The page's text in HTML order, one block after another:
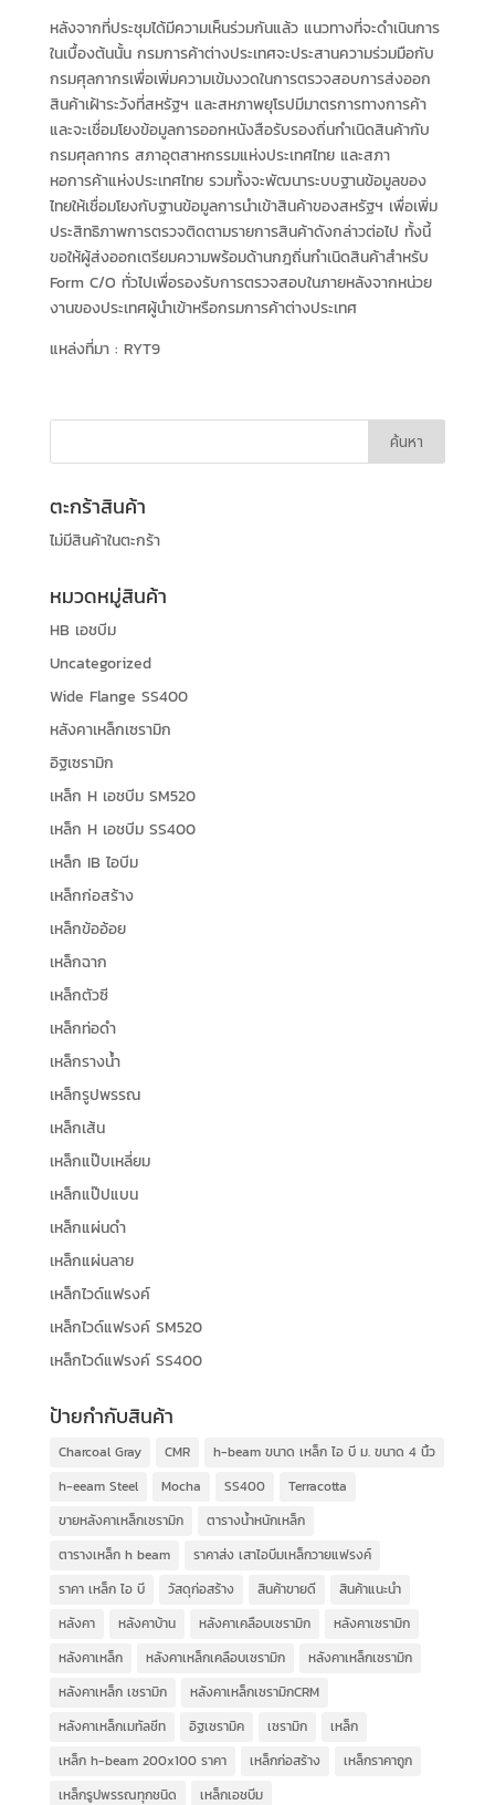
หลังจากที่ประชุมได้มีความเห็นร่วมกันแล้ว แนวทางที่จะดำเนินการ
ในเบื้องต้นนั้น กรมการค้าต่างประเทศจะประสานความร่วมมือกับ
กรมศุลกากรเพื่อเพิ่มความเข้มงวดในการตรวจสอบการส่งออก
สินค้าเฝ้าระวังที่สหรัฐฯ และสหภาพยุโรปมีมาตรการทางการค้า
และจะเชื่อมโยงข้อมูลการออกหนังสือรับรองถิ่นกำเนิดสินค้ากับ
กรมศุลกากร สภาอุตสาหกรรมแห่งประเทศไทย และสภา
หอการค้าแห่งประเทศไทย รวมทั้งจะพัฒนาระบบฐานข้อมูลของ
ไทยให้เชื่อมโยงกับฐานข้อมูลการนำเข้าสินค้าของสหรัฐฯ เพื่อเพิ่ม
ประสิทธิภาพการตรวจติดตามรายการสินค้าดังกล่าวต่อไป ทั้งนี้
ขอให้ผู้ส่งออกเตรียมความพร้อมด้านกฎถิ่นกำเนิดสินค้าสำหรับ
Form C/O ทั่วไปเพื่อรองรับการตรวจสอบในภายหลังจากหน่วย
งานของประเทศผู้นำเข้าหรือกรมการค้าต่างประเทศ
แหล่งที่มา : RYT9
ตะกร้าสินค้า
ไม่มีสินค้าในตะกร้า
หมวดหมู่สินค้า
HB เอชบีม
Uncategorized
Wide Flange SS400
หลังคาเหล็กเซรามิก
อิฐเซรามิก
เหล็ก H เอชบีม SM520
เหล็ก H เอชบีม SS400
เหล็ก IB ไอบีม
เหล็กก่อสร้าง
เหล็กข้ออ้อย
เหล็กฉาก
เหล็กตัวซี
เหล็กท่อดำ
เหล็กรางน้ำ
เหล็กรูปพรรณ
เหล็กเส้น
เหล็กแป๊บเหลี่ยม
เหล็กแป๊ปแบน
เหล็กแผ่นดำ
เหล็กแผ่นลาย
เหล็กไวด์แฟรงค์
เหล็กไวด์แฟรงค์ SM520
เหล็กไวด์แฟรงค์ SS400
ป้ายกำกับสินค้า
Charcoal Gray CMR
h-beam ขนาด เหล็ก ไอ บี ม. ขนาด 4 นิ้ว
h-eeam Steel
Mocha SS400
Terracotta
ขายหลังคาเหล็กเซรามิก
ตารางน้ำหนักเหล็ก
ตารางเหล็ก h beam
ราคาส่ง เสาไอบีมเหล็กวายแฟรงค์
ราคา เหล็ก ไอ บี
วัสดุก่อสร้าง สินค้าขายดี
สินค้าแนะนำ
หลังคา
หลังคาบ้าน หลังคาเคลือบเซรามิก
หลังคาเซรามิก
หลังคาเหล็ก
หลังคาเหล็กเคลือบเซรามิก
หลังคาเหล็กเซรามิก
หลังคาเหล็ก เซรามิก
หลังคาเหล็กเซรามิกCRM
หลังคาเหล็กเมทัลชีท
อิฐเซรามิค เซรามิก
เหล็ก
เหล็ก h-beam 200x100 ราคา
เหล็กก่อสร้าง
เหล็กราคาถูก
เหล็กรูปพรรณทุกชนิด
เหล็กเอชบีม